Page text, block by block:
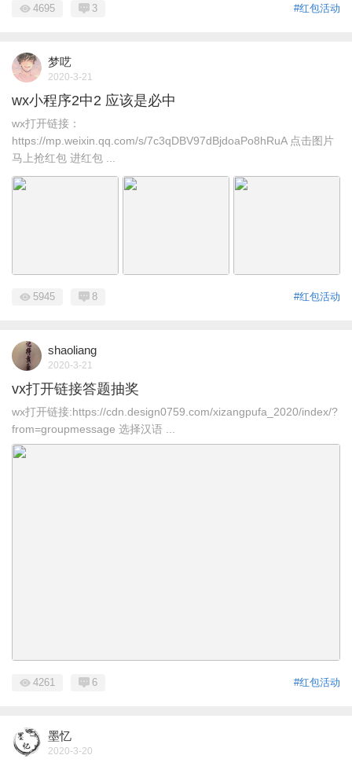
#红包活动
4695 3
梦呓
2020-3-21
wx小程序2中2 应该是必中
wx打开链接：
https://mp.weixin.qq.com/s/7c3qDBV97dBjdoaPo8hRuA 点击图片
马上抢红包 进红包 ...
#红包活动
5945 8
shaoliang
2020-3-21
vx打开链接答题抽奖
wx打开链接:https://cdn.design0759.com/xizangpufa_2020/index/?
from=groupmessage 选择汉语 ...
#红包活动
4261 6
墨忆
2020-3-20